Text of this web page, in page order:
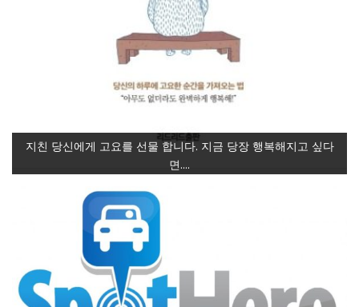
지친 당신에게 고요를 선물 합니다. 지금 당장 행복해지고 싶다
면….